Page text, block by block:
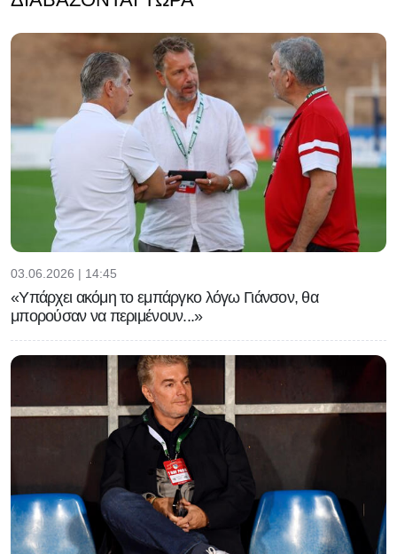
03.06.2026 | 14:45
«Υπάρχει ακόμη το εμπάργκο λόγω Γιάνσον, θα
μπορούσαν να περιμένουν...»